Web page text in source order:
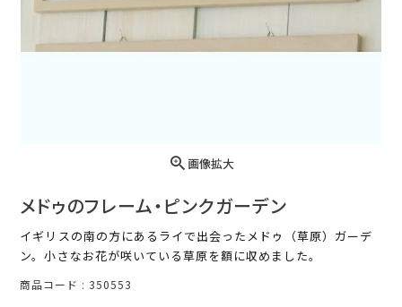
画像拡大
メドゥのフレーム・ピンクガーデン
イギリスの南の方にあるライで出会ったメドゥ（草原）ガーデ
ン。小さなお花が咲いている草原を額に収めました。
商品コード 350553